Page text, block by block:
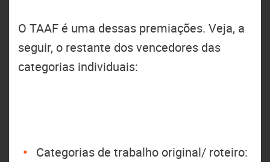
O TAAF é uma dessas premiações. Veja, a
seguir, o restante dos vencedores das
categorias individuais:
Categorias de trabalho original/ roteiro: